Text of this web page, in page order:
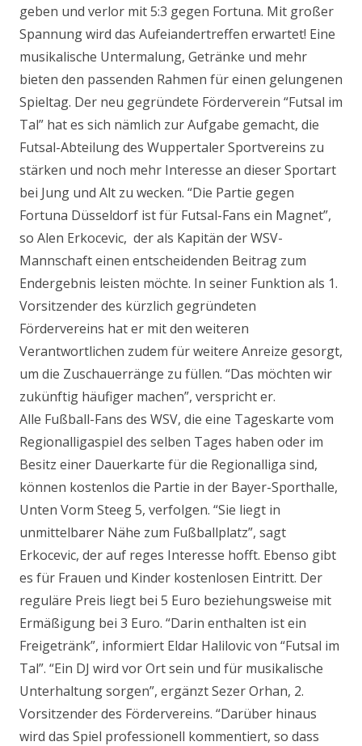
geben und verlor mit 5:3 gegen Fortuna. Mit großer
Spannung wird das Aufeiandertreffen erwartet! Eine
musikalische Untermalung, Getränke und mehr
bieten den passenden Rahmen für einen gelungenen
Spieltag. Der neu gegründete Förderverein “Futsal im
Tal” hat es sich nämlich zur Aufgabe gemacht, die
Futsal-Abteilung des Wuppertaler Sportvereins zu
stärken und noch mehr Interesse an dieser Sportart
bei Jung und Alt zu wecken. “Die Partie gegen
Fortuna Düsseldorf ist für Futsal-Fans ein Magnet”,
so Alen Erkocevic, der als Kapitän der WSV-
Mannschaft einen entscheidenden Beitrag zum
Endergebnis leisten möchte. In seiner Funktion als 1.
Vorsitzender des kürzlich gegründeten
Fördervereins hat er mit den weiteren
Verantwortlichen zudem für weitere Anreize gesorgt,
um die Zuschauerränge zu füllen. “Das möchten wir
zukünftig häufiger machen”, verspricht er.
Alle Fußball-Fans des WSV, die eine Tageskarte vom
Regionalligaspiel des selben Tages haben oder im
Besitz einer Dauerkarte für die Regionalliga sind,
können kostenlos die Partie in der Bayer-Sporthalle,
Unten Vorm Steeg 5, verfolgen. “Sie liegt in
unmittelbarer Nähe zum Fußballplatz”, sagt
Erkocevic, der auf reges Interesse hofft. Ebenso gibt
es für Frauen und Kinder kostenlosen Eintritt. Der
reguläre Preis liegt bei 5 Euro beziehungsweise mit
Ermäßigung bei 3 Euro. “Darin enthalten ist ein
Freigetränk”, informiert Eldar Halilovic von “Futsal im
Tal”. “Ein DJ wird vor Ort sein und für musikalische
Unterhaltung sorgen”, ergänzt Sezer Orhan, 2.
Vorsitzender des Fördervereins. “Darüber hinaus
wird das Spiel professionell kommentiert, so dass